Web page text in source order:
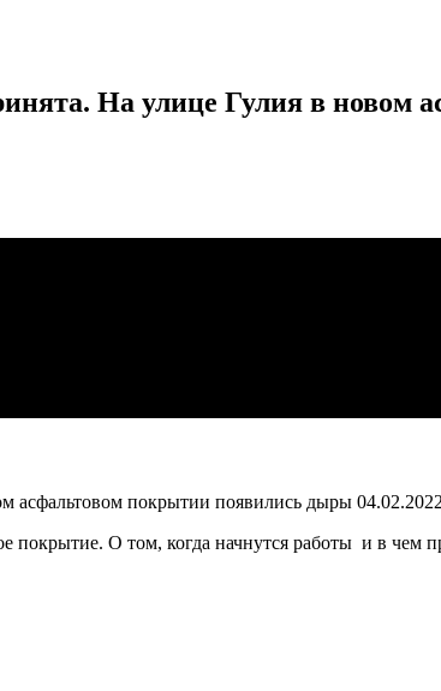
На улице Гулия в новом
асфальтовом покрытии появились дыры 04.02.2022
покрытие. О том, когда начнутся работы и в чем